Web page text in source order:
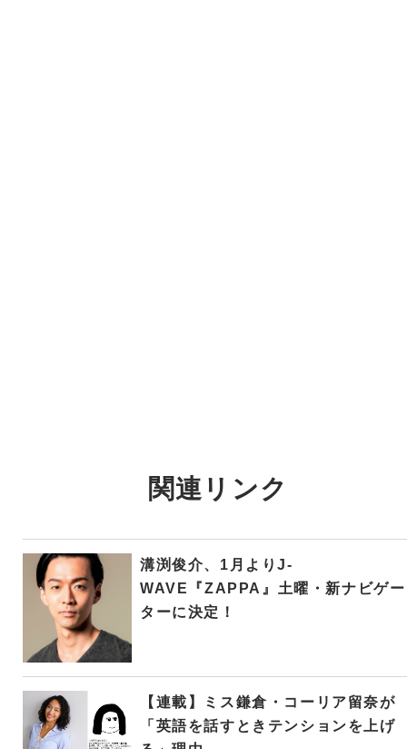
関連リンク
溝渕俊介、1月よりJ-
WAVE『ZAPPA』土曜・新ナビゲー
ターに決定！
【連載】ミス鎌倉・コーリア留奈が
「英語を話すときテンションを上げ